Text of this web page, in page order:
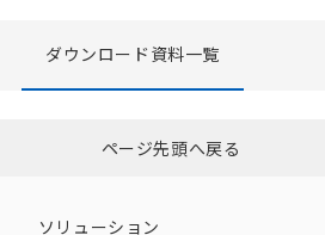
したファイルを一括ダウンロー
ダウンロード資料一覧
ページ先頭へ戻る
ソリューション